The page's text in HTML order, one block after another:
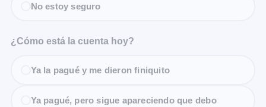
No estoy seguro
¿Cómo está la cuenta hoy?
Ya la pagué y me dieron finiquito
Ya pagué, pero sigue apareciendo que debo